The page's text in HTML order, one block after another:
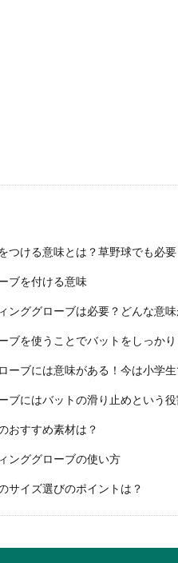
嫌いな人が職場にいる
「最近職場にいる人の態度が
な人が...
養護教諭採用試験は
養護教諭になるための採用
いですよね。...
バレーのトスの指の形
バレーのトスの指の形はどの
つける意味とは？草野球でも必要
ブを付ける意味
ンググローブは必要？どんな意味
ブを使うことでバットをしっか
ーブには意味がある！今は小学
ブにはバットの滑り止めという
おすすめ素材は？
ンググローブの使い方
サイズ選びのポイントは？